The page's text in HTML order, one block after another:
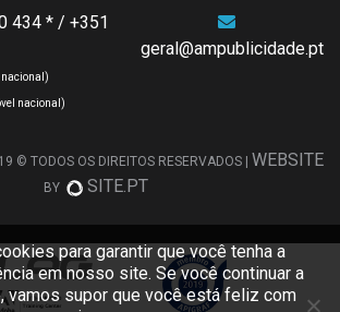
434 / +351
geral@ampublicidade.pt
© TODOS OS DIREITOS RESERVADOS | WEBSITE
BY SITE.PT
para garantir que você tenha a
em nosso site. Se você continuar a
vamos supor que você está feliz com